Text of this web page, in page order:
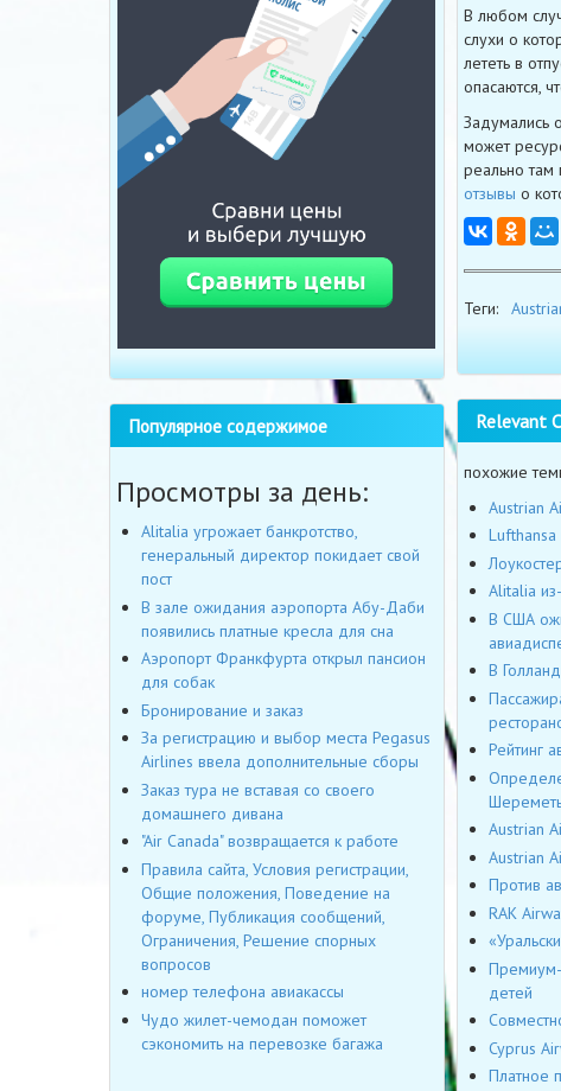
В любом
слухи о
лететь в
опасаются,
может
реально
отзывы о
Теги:
Relevant
похожие
Austrian
Alitalia
В США
В
Рейтинг
Austrian
Austrian
Против
RAK
Премиум-
детей
Cyprus
Платное
Популярное содержимое
Просмотры за день:
Alitalia угрожает банкротство,
генеральный директор покидает свой
пост
В зале ожидания аэропорта Абу-Даби
появились платные кресла для сна
Аэропорт Франкфурта открыл пансион
для собак
Бронирование и заказ
За регистрацию и выбор места Pegasus
Airlines ввела дополнительные сборы
Заказ тура не вставая со своего
домашнего дивана
"Air Canada" возвращается к работе
Правила сайта, Условия регистрации,
Общие положения, Поведение на
форуме, Публикация сообщений,
Ограничения, Решение спорных
вопросов
номер телефона авиакассы
Чудо жилет-чемодан поможет
сэкономить на перевозке багажа